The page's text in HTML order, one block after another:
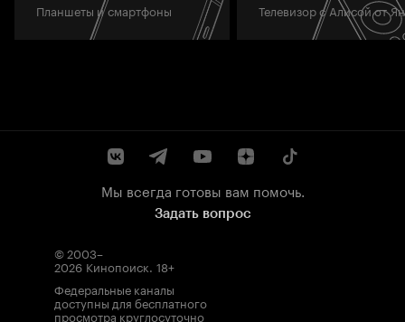
Планшеты и смартфоны Телевизор с Алисой от
Мы всегда готовы вам помочь.
Задать вопрос
© 2003–
2026 Кинопоиск. 18+
Федеральные каналы
доступны для бесплатного
просмотра круглосуточно